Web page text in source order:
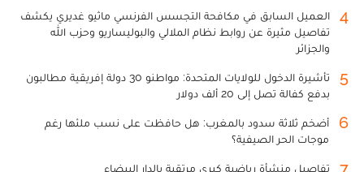
4
العميل السابق في مكافحة التجسس الفرنسي ماثيو غديري يكشف
تفاصيل مثيرة عن روابط نظام الملالي والبوليساريو وحزب الله
والجزائر
5
تأشيرة الدخول للولايات المتحدة: مواطنو 30 دولة إفريقية مطالبون
بدفع كفالة تصل إلى 20 ألف دولار
6
أضخم ثلاثة سدود بالمغرب: هل حافظت على نسب ملئها رغم
موجات الحر الصيفية؟
7 تفاصيل منشأة رياضية كبرى مرتقبة بالدار البيضاء